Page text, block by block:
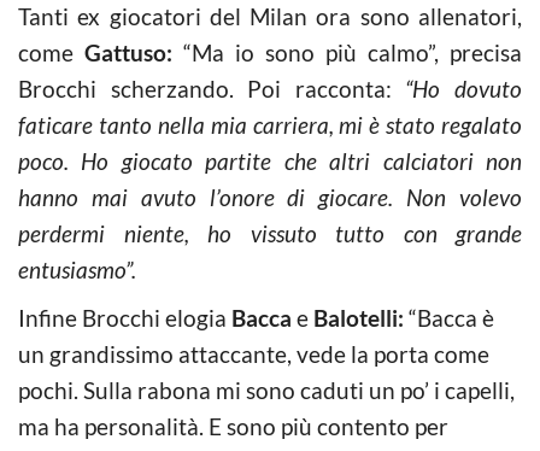
Tanti ex giocatori del Milan ora sono allenatori,
come Gattuso: “Ma io sono più calmo”, precisa
Brocchi scherzando. Poi racconta: “Ho dovuto
faticare tanto nella mia carriera, mi è stato regalato
poco. Ho giocato partite che altri calciatori non
hanno mai avuto l’onore di giocare. Non volevo
perdermi niente, ho vissuto tutto con grande
entusiasmo”.
Infine Brocchi elogia Bacca e Balotelli: “Bacca è
un grandissimo attaccante, vede la porta come
pochi. Sulla rabona mi sono caduti un po’ i capelli,
ma ha personalità. E sono più contento per